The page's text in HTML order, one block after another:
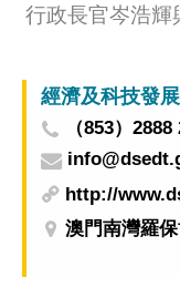
行政長官岑浩輝
經濟及科技發
（853）2888
http://
澳門南灣羅